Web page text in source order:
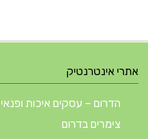
אתרי אינטרנטיק
הדרום – עסקים איכות ופנאי
צימרים בדרום